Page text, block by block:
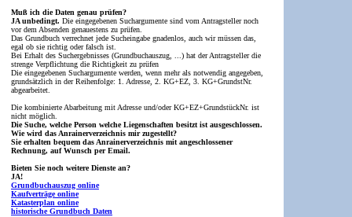
Muß ich die Daten genau prüfen?
JA unbedingt. Die eingegebenen Suchargumente sind vom Antragsteller noch
vor dem Absenden genauestens zu prüfen.
Das Grundbuch verrechnet jede Sucheingabe gnadenlos, auch wir müssen das,
egal ob sie richtig oder falsch ist.
Bei Erhalt des Suchergebnisses (Grundbuchauszug, ...) hat der Antragsteller die
strenge Verpflichtung die Richtigkeit zu prüfen
Die eingegebenen Suchargumente werden, wenn mehr als notwendig angegeben,
grundsätzlich in der Reihenfolge: 1. Adresse, 2. KG+EZ, 3. KG+GrundstNr.
abgearbeitet.
Die kombinierte Abarbeitung mit Adresse und/oder KG+EZ+GrundstückNr. ist
nicht möglich.
Die Suche, welche Person welche Liegenschaften besitzt ist ausgeschlossen.
Wie wird das Anrainerverzeichnis mir zugestellt?
Sie erhalten bequem das Anrainerverzeichnis mit angeschlossener
Rechnung, auf Wunsch per Email.
Bieten Sie noch weitere Dienste an?
JA!
Grundbuchauszug online
Kaufverträge online
Katasterplan online
historische Grundbuch Daten